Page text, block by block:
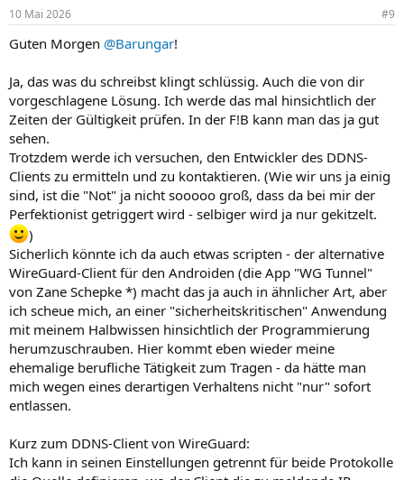
e
:
10 Mai 2026 #9
Guten Morgen @Barungar!
Ja, das was du schreibst klingt schlüssig. Auch die von dir
vorgeschlagene Lösung. Ich werde das mal hinsichtlich der
Zeiten der Gültigkeit prüfen. In der F!B kann man das ja gut
sehen.
Trotzdem werde ich versuchen, den Entwickler des DDNS-
Clients zu ermitteln und zu kontaktieren. (Wie wir uns ja einig
sind, ist die "Not" ja nicht sooooo groß, dass da bei mir der
Perfektionist getriggert wird - selbiger wird ja nur gekitzelt.
)
Sicherlich könnte ich da auch etwas scripten - der alternative
WireGuard-Client für den Androiden (die App "WG Tunnel"
von Zane Schepke *) macht das ja auch in ähnlicher Art, aber
ich scheue mich, an einer "sicherheitskritischen" Anwendung
mit meinem Halbwissen hinsichtlich der Programmierung
herumzuschrauben. Hier kommt eben wieder meine
ehemalige berufliche Tätigkeit zum Tragen - da hätte man
mich wegen eines derartigen Verhaltens nicht "nur" sofort
entlassen.
Kurz zum DDNS-Client von WireGuard:
Ich kann in seinen Einstellungen getrennt für beide Protokolle